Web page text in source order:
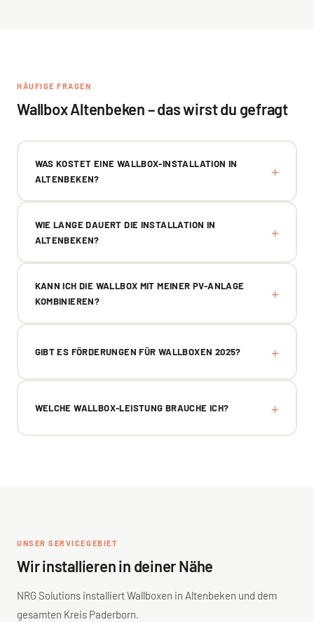
HÄUFIGE FRAGEN
Wallbox Altenbeken – das wirst du gefragt
WAS KOSTET EINE WALLBOX-INSTALLATION IN
ALTENBEKEN?
WIE LANGE DAUERT DIE INSTALLATION IN
ALTENBEKEN?
KANN ICH DIE WALLBOX MIT MEINER PV-ANLAGE
KOMBINIEREN?
GIBT ES FÖRDERUNGEN FÜR WALLBOXEN 2025?
WELCHE WALLBOX-LEISTUNG BRAUCHE ICH?
UNSER SERVICEGEBIET
Wir installieren in deiner Nähe
NRG Solutions installiert Wallboxen in Altenbeken und dem
gesamten Kreis Paderborn.